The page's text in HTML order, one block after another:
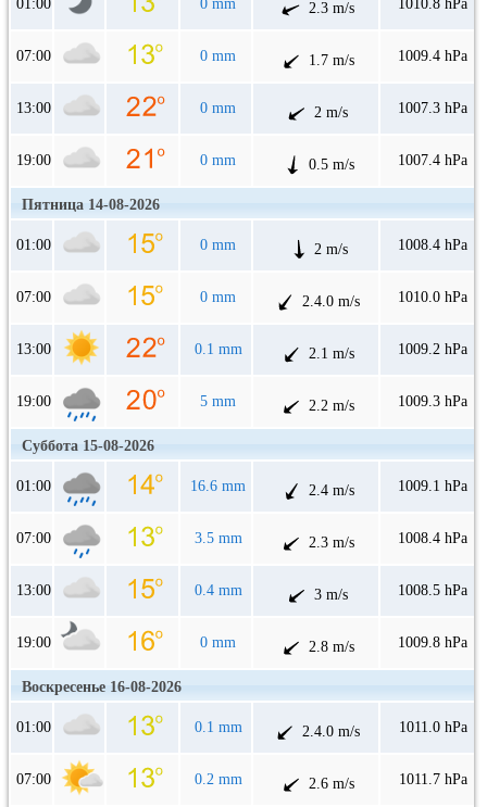
01:00 0 mm 2.3 m/s 1010.8 hPa
07:00 0 mm 1.7 m/s 1009.4 hPa
13:00 0 mm 2 m/s 1007.3 hPa
19:00 0 mm 0.5 m/s 1007.4 hPa
Пятница 14-08-2026
01:00 0 mm 2 m/s 1008.4 hPa
07:00 0 mm 2.4.0 m/s 1010.0 hPa
13:00 0.1 mm 2.1 m/s 1009.2 hPa
19:00 5 mm 2.2 m/s 1009.3 hPa
Суббота 15-08-2026
01:00 16.6 mm 2.4 m/s 1009.1 hPa
07:00 3.5 mm 2.3 m/s 1008.4 hPa
13:00 0.4 mm 3 m/s 1008.5 hPa
19:00 0 mm 2.8 m/s 1009.8 hPa
Воскресенье 16-08-2026
01:00 0.1 mm 2.4.0 m/s 1011.0 hPa
07:00 0.2 mm 2.6 m/s 1011.7 hPa